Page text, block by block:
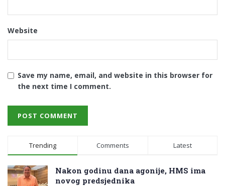
Website
Save my name, email, and website in this browser for
the next time I comment.
Trending Comments Latest
Nakon godinu dana agonije, HMS ima
novog predsjednika